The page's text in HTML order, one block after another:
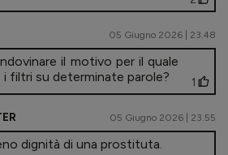
05 Giugno 2026 | 23.48
il motivo per il quale
i filtri su determinate parole?
1
05 Giugno 2026 | 23.55
dignità di una prostituta.